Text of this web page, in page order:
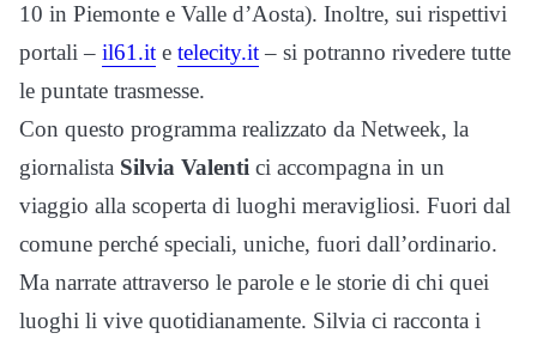
10 in Piemonte e Valle d’Aosta). Inoltre, sui rispettivi
portali – il61.it e telecity.it– si potranno rivedere tutte
le puntate trasmesse.
Con questo programma realizzato da Netweek, la
giornalista Silvia Valenti ci accompagna in un
viaggio alla scoperta di luoghi meravigliosi. Fuori dal
comune perché speciali, uniche, fuori dall’ordinario.
Ma narrate attraverso le parole e le storie di chi quei
luoghi li vive quotidianamente. Silvia ci racconta i